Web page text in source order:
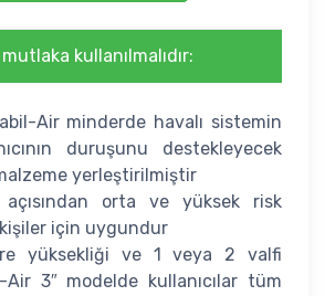
kullanılmalıdır:
Air minderde havalı sistemin
duruşunu destekleyecek
yerleştirilmiştir
açısından orta ve yüksek risk
için uygundur
yüksekliği ve 1 veya 2 valfi
3″ modelde kullanıcılar tüm